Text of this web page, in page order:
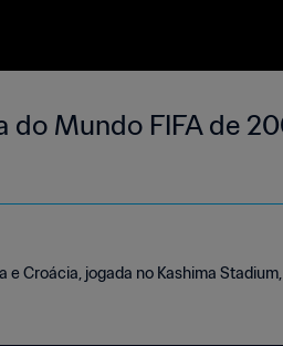
do Mundo FIFA de
Croácia, jogada no Kashima